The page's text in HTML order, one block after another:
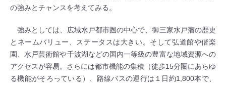
の強みとチャンスを考えてみる。
強みとしては、広域水戸都市圏の中心で、御三家水戸藩の歴史
とネームバリュー、ステータスは大きい。そして弘道館や偕楽
園、水戸芸術館や千波湖などの国内一等級の豊富な地域資源への
アクセスが容易。さらには都市機能の集積（徒歩15分圏にあらゆ
る機能がそろっている）、路線バスの運行は１日約1,800本で、